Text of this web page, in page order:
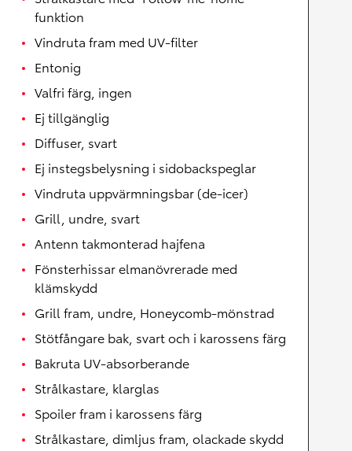
funktion
Vindruta fram med UV-filter
Entonig
Valfri färg, ingen
Ej tillgänglig
Diffuser, svart
Ej instegsbelysning i sidobackspeglar
Vindruta uppvärmningsbar (de-icer)
Grill, undre, svart
Antenn takmonterad hajfena
Fönsterhissar elmanövrerade med
klämskydd
Grill fram, undre, Honeycomb-mönstrad
Stötfångare bak, svart och i karossens färg
Bakruta UV-absorberande
Strålkastare, klarglas
Spoiler fram i karossens färg
Strålkastare, dimljus fram, olackade skydd